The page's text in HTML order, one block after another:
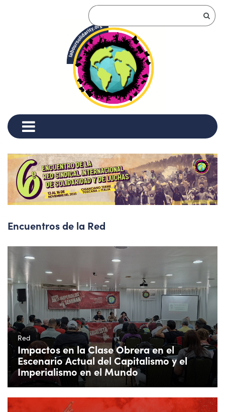
Encuentros de la Red
Red
Impactos en la Clase Obrera en el
Escenario Actual del Capitalismo y el
Imperialismo en el Mundo